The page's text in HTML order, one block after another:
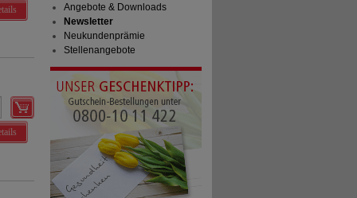
Angebote & Downloads
Newsletter
Neukundenprämie
Stellenangebote